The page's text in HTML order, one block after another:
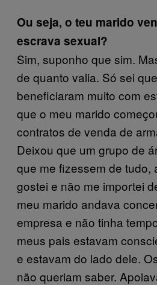
Ou seja, o teu marido
escrava sexual?
Sim, suponho que sim.
de quanto valia. Só sei
beneficiaram muito com
que o meu marido
contratos de venda de
Deixou que um grupo de
que me fizessem de tudo,
gostei e não me importei
meu marido andava
empresa e não tinha
meus pais estavam
e estavam do lado dele.
não queriam saber.